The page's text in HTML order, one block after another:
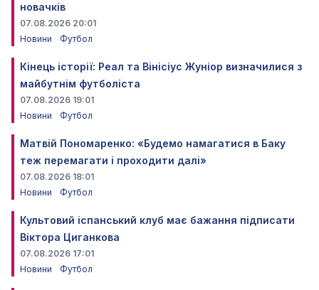
новачків
07.08.2026 20:01
Новини
Футбол
Кінець історії: Реал та Вінісіус Жуніор визначилися з
майбутнім футболіста
07.08.2026 19:01
Новини
Футбол
Матвій Пономаренко: «Будемо намагатися в Баку
теж перемагати і проходити далі»
07.08.2026 18:01
Новини
Футбол
Культовий іспанський клуб має бажання підписати
Віктора Циганкова
07.08.2026 17:01
Новини
Футбол